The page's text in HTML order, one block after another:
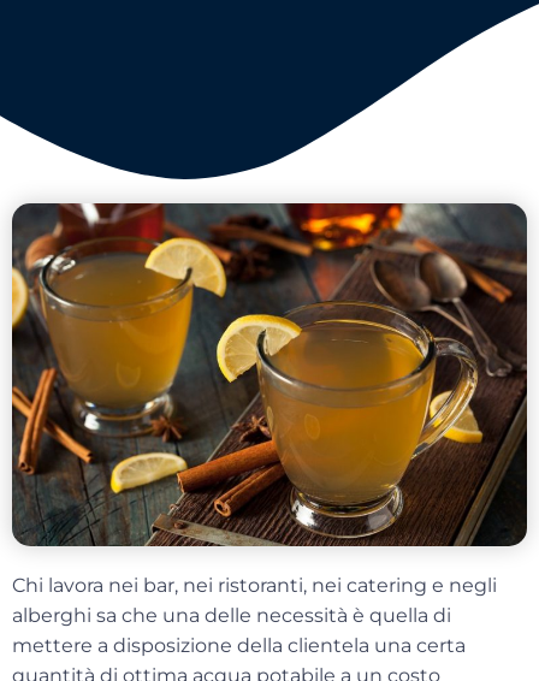
Chi lavora nei bar, nei ristoranti, nei catering e negli
alberghi sa che una delle necessità è quella di
mettere a disposizione della clientela una certa
quantità di ottima acqua potabile a un costo